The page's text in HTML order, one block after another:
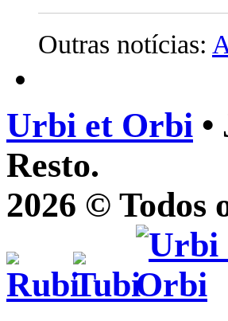
Outras notícias:
Urbi et Orbi
Resto.
2026 © Todos